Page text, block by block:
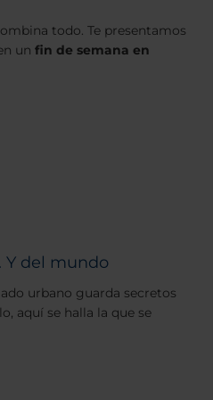
todo. Te presentamos
un fin de semana en
Y del mundo
urbano guarda secretos
aquí se halla la que se